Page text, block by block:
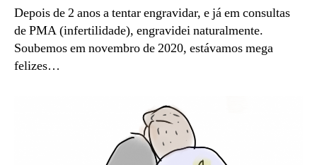
2
1
Depois de 2 anos a tentar engravidar, e já em consultas
de PMA (infertilidade), engravidei naturalmente.
Soubemos em novembro de 2020, estávamos mega
felizes…